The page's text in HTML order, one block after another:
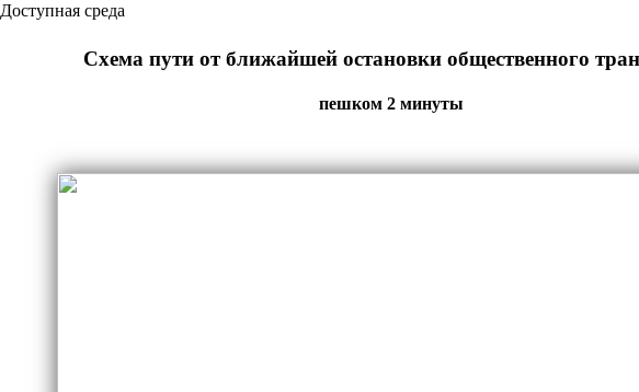
Доступная среда
Схема пути от ближайшей остановки общественного
пешком 2 минуты